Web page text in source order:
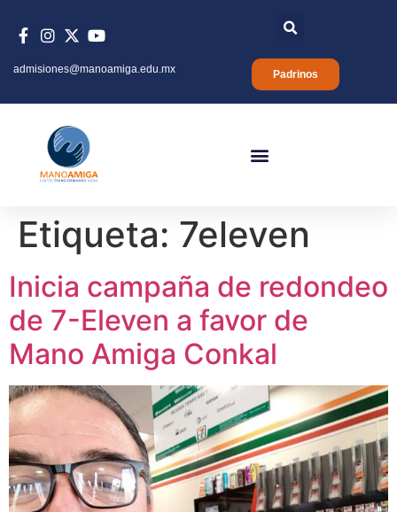
Padrinos
admisiones@manoamiga.edu.mx
Etiqueta: 7eleven
Inicia campaña de redondeo
de 7-Eleven a favor de
Mano Amiga Conkal